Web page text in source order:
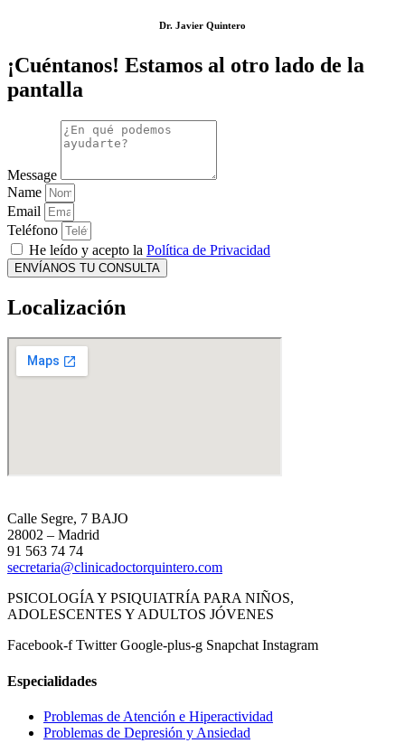
Dr. Javier Quintero
¡Cuéntanos! Estamos al otro lado de la
pantalla
Message
Name
Email
Teléfono
He leído y acepto la Política de Privacidad
ENVÍANOS TU CONSULTA
Localización
Calle Segre, 7 BAJO
28002 – Madrid
91 563 74 74
secretaria@clinicadoctorquintero.com
PSICOLOGÍA Y PSIQUIATRÍA PARA NIÑOS,
ADOLESCENTES Y ADULTOS JÓVENES
Facebook-f Twitter Google-plus-g Snapchat Instagram
Especialidades
Problemas de Atención e Hiperactividad
Problemas de Depresión y Ansiedad